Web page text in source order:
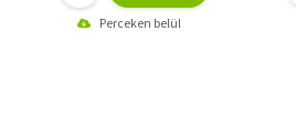
Perceken belül